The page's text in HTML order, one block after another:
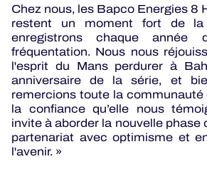
Chez nous, les Bapco Energies 8
restent un moment fort de
enregistrons chaque année
fréquentation. Nous nous
l'esprit du Mans perdurer à
anniversaire de la série, et
remercions toute la communauté
la confiance qu’elle nous
invite à aborder la nouvelle phase
partenariat avec optimisme et
l'avenir. »